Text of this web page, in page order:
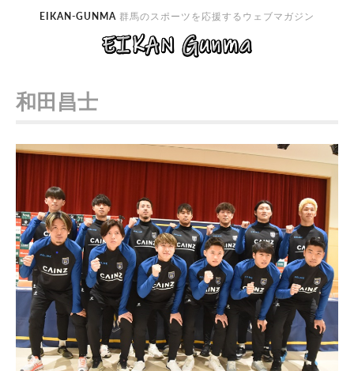
EIKAN-GUNMA 群馬のスポーツを応援するウェブマガジン
和田昌士